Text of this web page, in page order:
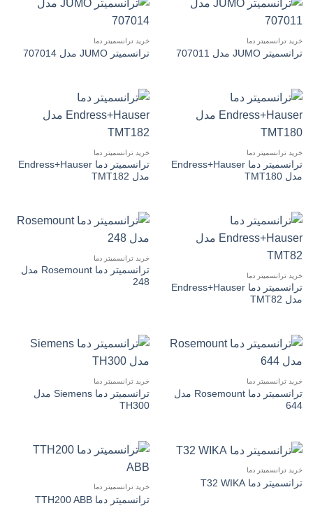
خرید ترانسمیتر دما
ترانسمیتر JUMO مدل 707011
خرید ترانسمیتر دما
ترانسمیتر JUMO مدل 707014
خرید ترانسمیتر دما
ترانسمیتر دما Endress+Hauser
مدل TMT180
خرید ترانسمیتر دما
ترانسمیتر دما Endress+Hauser
مدل TMT182
خرید ترانسمیتر دما
ترانسمیتر دما Endress+Hauser
مدل TMT82
خرید ترانسمیتر دما
ترانسمیتر دما Rosemount مدل
248
خرید ترانسمیتر دما
ترانسمیتر دما Rosemount مدل
644
خرید ترانسمیتر دما
ترانسمیتر دما Siemens مدل
TH300
خرید ترانسمیتر دما
ترانسمیتر دما T32 WIKA خرید ترانسمیتر دما
ترانسمیتر دما TTH200 ABB